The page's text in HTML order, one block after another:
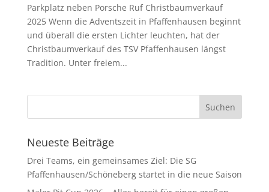
Parkplatz neben Porsche Ruf Christbaumverkauf
2025 Wenn die Adventszeit in Pfaffenhausen beginnt
und überall die ersten Lichter leuchten, hat der
Christbaumverkauf des TSV Pfaffenhausen längst
Tradition. Unter freiem...
Neueste Beiträge
Drei Teams, ein gemeinsames Ziel: Die SG
Pfaffenhausen/Schöneberg startet in die neue Saison